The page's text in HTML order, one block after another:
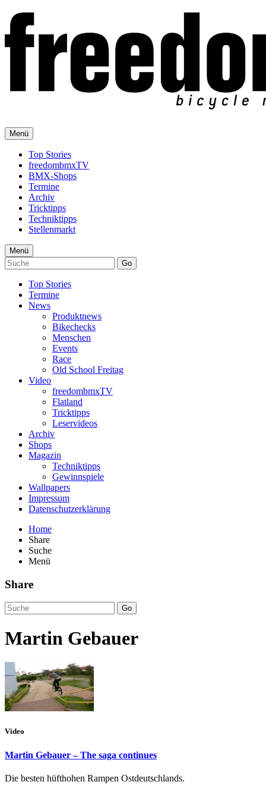
Menü
Top Stories
freedombmxTV
BMX-Shops
Termine
Archiv
Tricktipps
Techniktipps
Stellenmarkt
Menü
Go
Top Stories
Termine
News
Produktnews
Bikechecks
Menschen
Events
Race
Old School Freitag
Video
freedombmxTV
Flatland
Tricktipps
Leservideos
Archiv
Shops
Magazin
Techniktipps
Gewinnspiele
Wallpapers
Impressum
Datenschutzerklärung
Home
Share
Suche
Menü
Share
Go
Martin Gebauer
Video
Martin Gebauer – The saga continues
Die besten hüfthohen Rampen Ostdeutschlands.